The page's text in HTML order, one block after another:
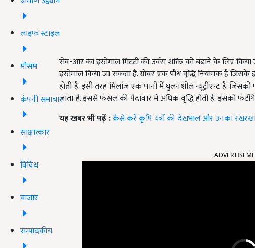
लाइफ स्टाइल
मौसम
कंपनी समाचार
साक्षात्कार
विविध
बाजार
सम्पादकीय
सेव-आर का इस्तेमाल मिटटी की उर्वरा शक्ति को बढाने के लिए
इस्तेमाल किया जा सकता है. ग्रोवर एक पौध वृद्धि नियामक है
होती है. इसी तरह मिलांज एक पानी में घुलनशील न्यूट्रीएन्ट है.
जाता है. इससे फसल की पैदावार में अधिक वृद्धि होती है. इसको
यह खबर भी पढ़ें :कैसे करें कृषि यंत्रों की देखभाल और उनका